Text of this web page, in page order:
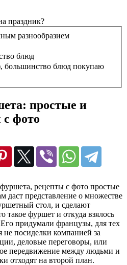
праздник?
разнообразием
блюд
большинство блюд покупаю
простые и
фото
рецепты с фото простые
даст представление о множестве
стол, и сделают
такое фуршет и откуда взялось
придумали французы, для тех
не посиделки компанией за
деловые переговоры, или
передвижение между людьми и
отходят на второй план.